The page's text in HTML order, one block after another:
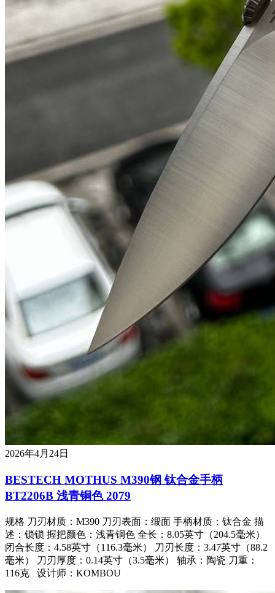
2026年4月24日
BESTECH MOTHUS M390钢 钛合金手柄
BT2206B 浅青铜色 2079
规格 刀刃材质：M390 刀刃表面：缎面 手柄材质：钛合金 描
述：锁锁 握把颜色：浅青铜色 全长：8.05英寸（204.5毫米）
闭合长度：4.58英寸（116.3毫米） 刀刃长度：3.47英寸（88.2
毫米） 刀刃厚度：0.14英寸（3.5毫米） 轴承：陶瓷 刀重：
116克 设计师：KOMBOU